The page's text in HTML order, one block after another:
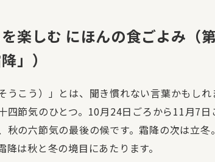
楽しむ にほんの食ごよみ（
」）
うこう）」とは、聞き慣れない言葉かもしれ
四節気のひとつ。10月24日ごろから11月7日
秋の六節気の最後の候です。霜降の次は立冬。
降は秋と冬の境目にあたります。